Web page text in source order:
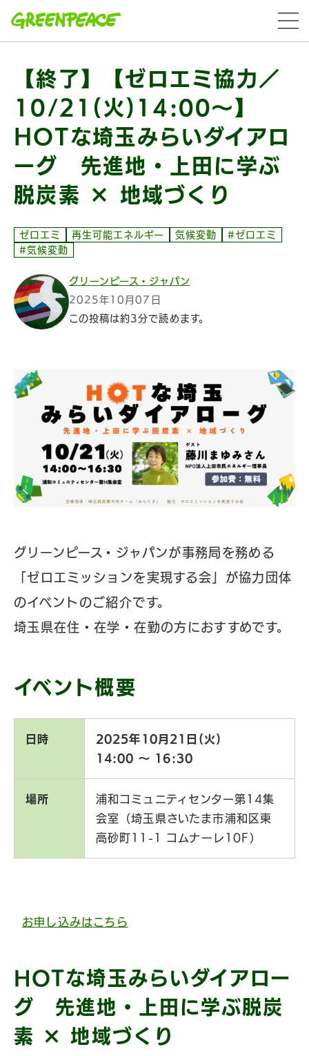
menu
【終了】【ゼロエミ協力／
10/21(火)14:00〜】
HOTな埼玉みらいダイアロ
ーグ 先進地・上田に学ぶ
脱炭素 × 地域づくり
ゼロエミ 再生可能エネルギー 気候変動
#ゼロエミ
#気候変動
グリーンピース・ジャパン
2025年10月07日
この投稿は約3分で読めます。
グリーンピース・ジャパンが事務局を務める
「ゼロエミッションを実現する会」が協力団体
のイベントのご紹介です。
埼玉県在住・在学・在勤の方におすすめです。
イベント概要
日時
2025年10月21日(火)
14:00 〜 16:30
場所
浦和コミュニティセンター第14集
会室（埼玉県さいたま市浦和区東
高砂町11-1 コムナーレ10F）
お申し込みはこちら
HOTな埼玉みらいダイアロー
グ 先進地・上田に学ぶ脱炭
素 × 地域づくり